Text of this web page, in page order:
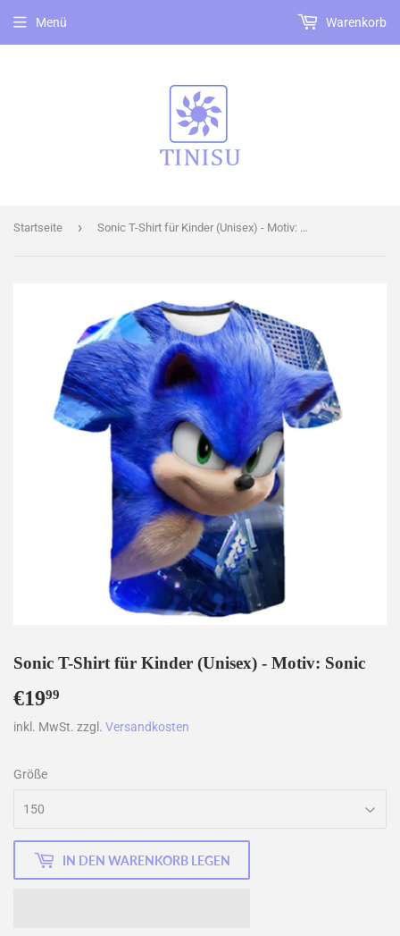
Menü Warenkorb
Startseite › Sonic T-Shirt für Kinder (Unisex) - Motiv: Sonic
Sonic T-Shirt für Kinder (Unisex) - Motiv: Sonic
€1999
inkl. MwSt. zzgl. Versandkosten
Größe
IN DEN WARENKORB LEGEN